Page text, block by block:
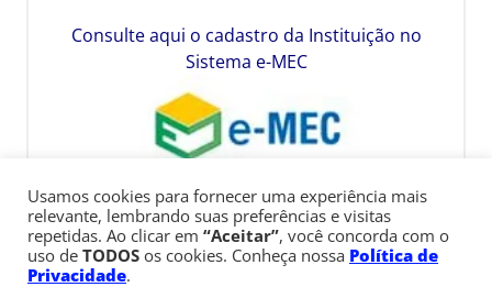
Consulte aqui o cadastro da Instituição no
Sistema e-MEC
Usamos cookies para fornecer uma experiência mais
relevante, lembrando suas preferências e visitas
repetidas. Ao clicar em “Aceitar”, você concorda com o
uso de TODOS os cookies. Conheça nossa Política de
Privacidade.